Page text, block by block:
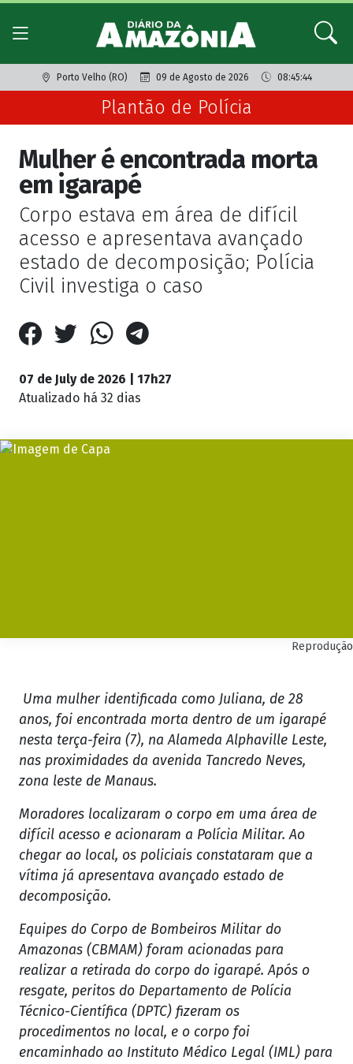
Porto Velho (RO) 09 de Agosto de 2026 08:45:44
Plantão de Polícia
Mulher é encontrada morta
em igarapé
Corpo estava em área de difícil
acesso e apresentava avançado
estado de decomposição; Polícia
Civil investiga o caso
07 de July de 2026 | 17h27
Atualizado há 32 dias
Reprodução
Uma mulher identificada como Juliana, de 28
anos, foi encontrada morta dentro de um igarapé
nesta terça-feira (7), na Alameda Alphaville Leste,
nas proximidades da avenida Tancredo Neves,
zona leste de Manaus.
Moradores localizaram o corpo em uma área de
difícil acesso e acionaram a Polícia Militar. Ao
chegar ao local, os policiais constataram que a
vítima já apresentava avançado estado de
decomposição.
Equipes do Corpo de Bombeiros Militar do
Amazonas (CBMAM) foram acionadas para
realizar a retirada do corpo do igarapé. Após o
resgate, peritos do Departamento de Polícia
Técnico-Científica (DPTC) fizeram os
procedimentos no local, e o corpo foi
encaminhado ao Instituto Médico Legal (IML) para